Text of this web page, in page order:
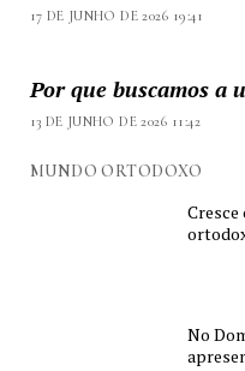
17 DE JUNHO DE 2026 19:41
Por que buscamos a
13 DE JUNHO DE 2026 11:42
MUNDO ORTODOXO
No